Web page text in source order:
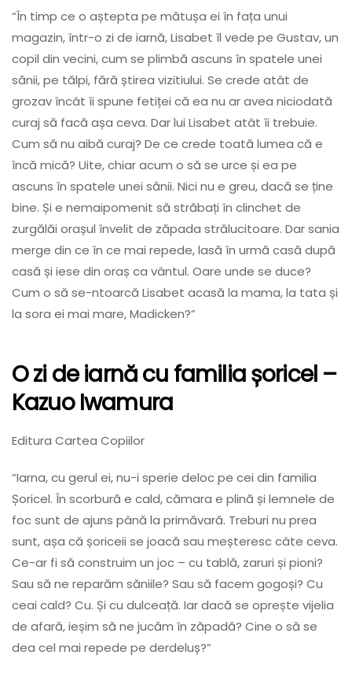
“În timp ce o aștepta pe mătușa ei în fața unui
magazin, într-o zi de iarnă, Lisabet îl vede pe Gustav, un
copil din vecini, cum se plimbă ascuns în spatele unei
sănii, pe tălpi, fără știrea vizitiului. Se crede atât de
grozav încât îi spune fetiței că ea nu ar avea niciodată
curaj să facă așa ceva. Dar lui Lisabet atât îi trebuie.
Cum să nu aibă curaj? De ce crede toată lumea că e
încă mică? Uite, chiar acum o să se urce și ea pe
ascuns în spatele unei sănii. Nici nu e greu, dacă se ține
bine. Și e nemaipomenit să străbați în clinchet de
zurgălăi orașul învelit de zăpada strălucitoare. Dar sania
merge din ce în ce mai repede, lasă în urmă casă după
casă și iese din oraș ca vântul. Oare unde se duce?
Cum o să se-ntoarcă Lisabet acasă la mama, la tata și
la sora ei mai mare, Madicken?”
O zi de iarnă cu familia șoricel –
Kazuo Iwamura
Editura Cartea Copiilor
“Iarna, cu gerul ei, nu-i sperie deloc pe cei din familia
Șoricel. În scorbură e cald, cămara e plină și lemnele de
foc sunt de ajuns până la primăvară. Treburi nu prea
sunt, așa că șoriceii se joacă sau meșteresc câte ceva.
Ce-ar fi să construim un joc – cu tablă, zaruri și pioni?
Sau să ne reparăm săniile? Sau să facem gogoși? Cu
ceai cald? Cu. Și cu dulceață. Iar dacă se oprește vijelia
de afară, ieșim să ne jucăm în zăpadă? Cine o să se
dea cel mai repede pe derdeluș?”